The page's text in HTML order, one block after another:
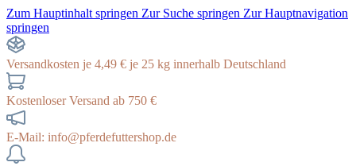
Zum Hauptinhalt springen Zur Suche springen Zur Hauptnavigation
springen
Versandkosten je 4,49 € je 25 kg innerhalb Deutschland
Kostenloser Versand ab 750 €
E-Mail: info@pferdefuttershop.de